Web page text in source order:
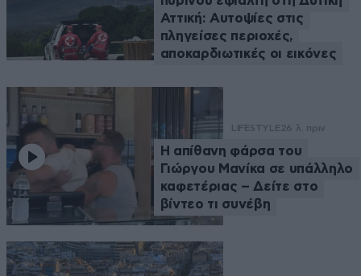
Αττική: Αυτοψίες στις
πληγείσες περιοχές,
αποκαρδιωτικές οι εικόνες
LIFESTYLE26 λ. πριν
Η απίθανη φάρσα του
Γιώργου Μανίκα σε υπάλληλο
καφετέριας – Δείτε στο
βίντεο τι συνέβη